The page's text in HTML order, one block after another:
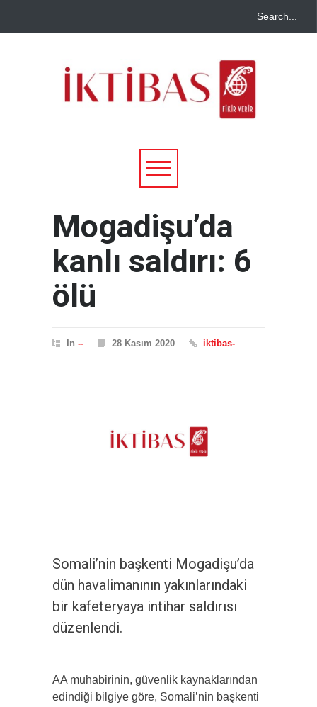
Mogadişu’da
kanlı saldırı: 6
ölü
In -- 28 Kasım 2020 iktibas-
Somali’nin başkenti Mogadişu’da
dün havalimanının yakınlarındaki
bir kafeteryaya intihar saldırısı
düzenlendi.
AA muhabirinin, güvenlik kaynaklarından
edindiği bilgiye göre, Somali’nin başkenti